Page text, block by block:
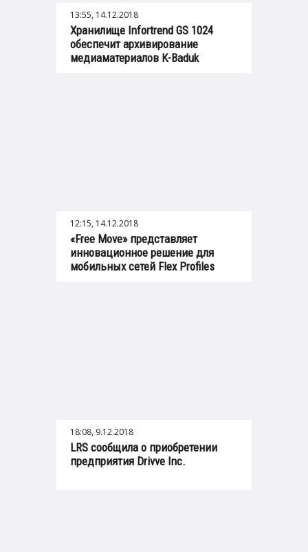
13:55, 14.12.2018
Хранилище Infortrend GS 1024
обеспечит архивирование
медиаматериалов K-Baduk
12:15, 14.12.2018
«Free Move» представляет
инновационное решение для
мобильных сетей Flex Profiles
18:08, 9.12.2018
LRS сообщила о приобретении
предприятия Drivve Inc.